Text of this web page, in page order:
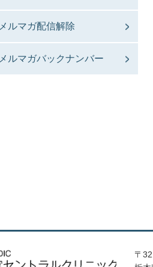
メルマガ配信解除
メルマガバックナンバー
〒